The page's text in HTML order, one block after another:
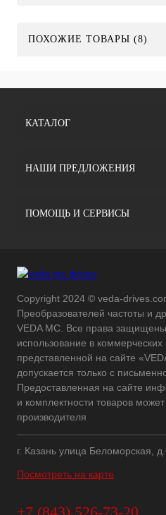
ПОХОЖИЕ ТОВАРЫ (8)
КАТАЛОГ
НАШИ ПРЕДЛОЖЕНИЯ
ПОМОЩЬ И СЕРВИСЫ
Copyright 2024 © veda-
Преобразователей частоты и
VEDA MC. Все права
использование в
представленной на сайте
допускается только с
Предоставленная на сайте
и комплектности товаров
производителя
г. Казань улица Беломорская,
Посмотреть на карте